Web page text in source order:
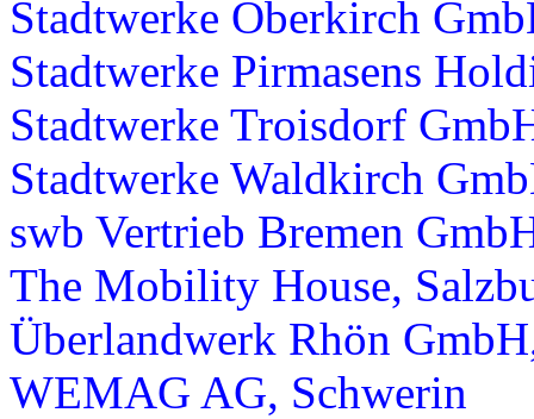
Stadtwerke Oberkirch
Stadtwerke Pirmasens
Stadtwerke Troisdorf
Stadtwerke Waldkirch
swb Vertrieb Bremen
The Mobility House,
Überlandwerk Rhön
WEMAG AG, Schwerin